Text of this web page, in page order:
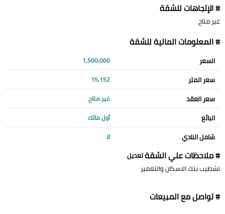
# الإتجاهات للشقة
غير متاح
# المعلومات المالية للشقة
السعر 1,500,000
سعر المتر 15,152
سعر العقد غير متاح
البائع أول مالك
شامل النادي لا
# ملاحظات علي الشقةتعديل
تشطيب بنك الاسكان والتعمير
# تواصل مع المبيعات